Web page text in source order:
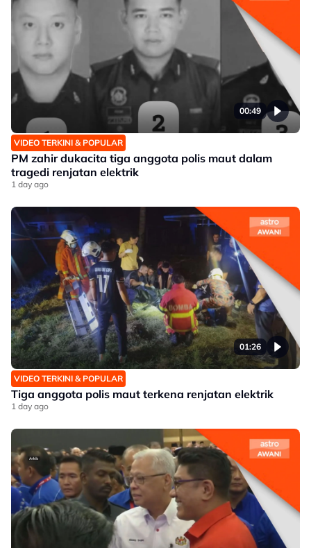
00:49
VIDEO TERKINI & POPULAR
PM zahir dukacita tiga anggota polis maut dalam
tragedi renjatan elektrik
1 day ago
01:26
VIDEO TERKINI & POPULAR
Tiga anggota polis maut terkena renjatan elektrik
1 day ago